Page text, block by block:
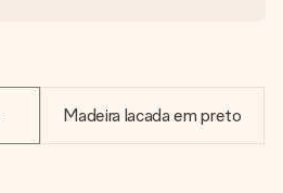
Madeira lacada em preto